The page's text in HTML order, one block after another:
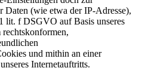
Daten (wie etwa der IP-Adresse),
lit. f DSGVO auf Basis unseres
rechtskonformen,
und mithin an einer
Internetauftritts.